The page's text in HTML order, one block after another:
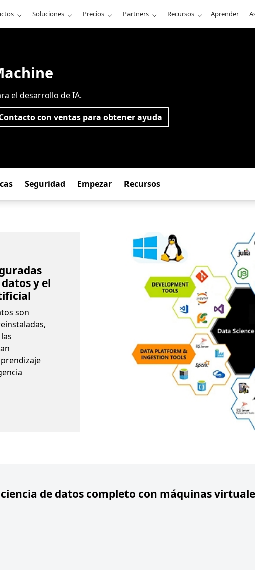
Soluciones Precios Partners Recursos Aprender
el desarrollo de IA.
con ventas para obtener ayuda
Seguridad Empezar Recursos
y el
son
de datos completo con máquinas